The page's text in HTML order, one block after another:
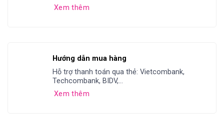
Xem thêm
Hướng dẫn mua hàng
Hỗ trợ thanh toán qua thẻ: Vietcombank,
Techcombank, BIDV,...
Xem thêm